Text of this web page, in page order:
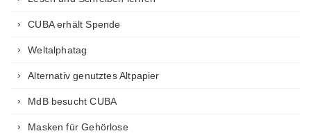
CUBA erhält Spende
Weltalphatag
Alternativ genutztes Altpapier
MdB besucht CUBA
Masken für Gehörlose